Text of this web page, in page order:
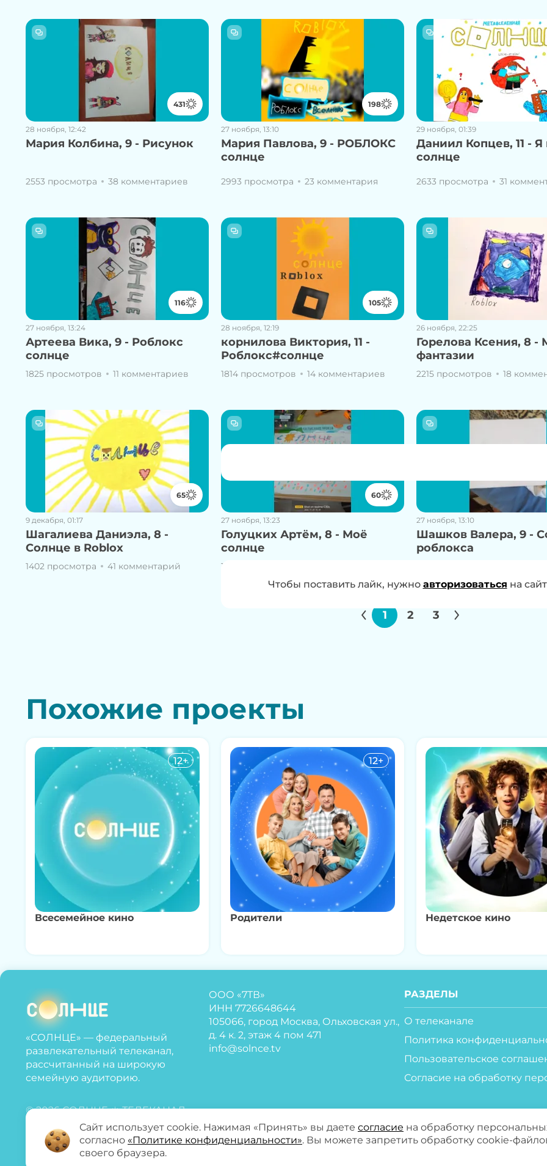
431
28 ноября, 12:42
Мария Колбина, 9 - Рисунок
2553 просмотра 38 комментариев
198
27 ноября, 13:10
Мария Павлова, 9 - РОБЛОКС
солнце
2993 просмотра 23 комментария
29 ноября, 01:39
Даниил Копцев, 11 - Я
солнце
2633 просмотра 31
116
27 ноября, 13:24
Артеева Вика, 9 - Роблокс
солнце
1825 просмотров 11 комментариев
105
28 ноября, 12:19
корнилова Виктория, 11 -
Роблокс#солнце
1814 просмотров 14 комментариев
26 ноября, 22:25
Горелова Ксения, 8 -
фантазии
2215 просмотров 18
65
9 декабря, 01:17
Шагалиева Даниэла, 8 -
Солнце в Roblox
1402 просмотра 41 комментарий
60
27 ноября, 13:23
Голуцких Артём, 8 - Моë
солнце
1806 просмотров
27 ноября, 13:10
Шашков Валера, 9 -
роблокса
1 2 3
Чтобы проголосовать за работу, нужноавторизоватьсяна
Чтобы поставить лайк, нужно авторизоваться на
Похожие проекты
12+
Всесемейное кино
12+
Родители Недетское кино
«СОЛНЦЕ» — федеральный
развлекательный телеканал,
рассчитанный на широкую
семейную аудиторию.
© 2026 СОЛНЦЕ ☀️ ТЕЛЕКАНАЛ
ООО «7ТВ»
ИНН 7726648644
105066, город Москва, Ольховская ул.,
д. 4 к. 2, этаж 4 пом 471
info@solnce.tv
РАЗДЕЛЫ
О телеканале
Политика
Пользовательское
Согласие на обработку
Сайт использует cookie. Нажимая «Принять» вы даете согласие на обработку
согласно «Политике конфиденциальности». Вы можете запретить обработку cookie-
своего браузера.